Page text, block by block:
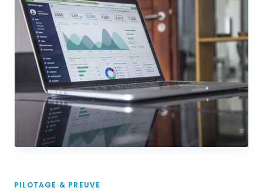
PILOTAGE & PREUVE